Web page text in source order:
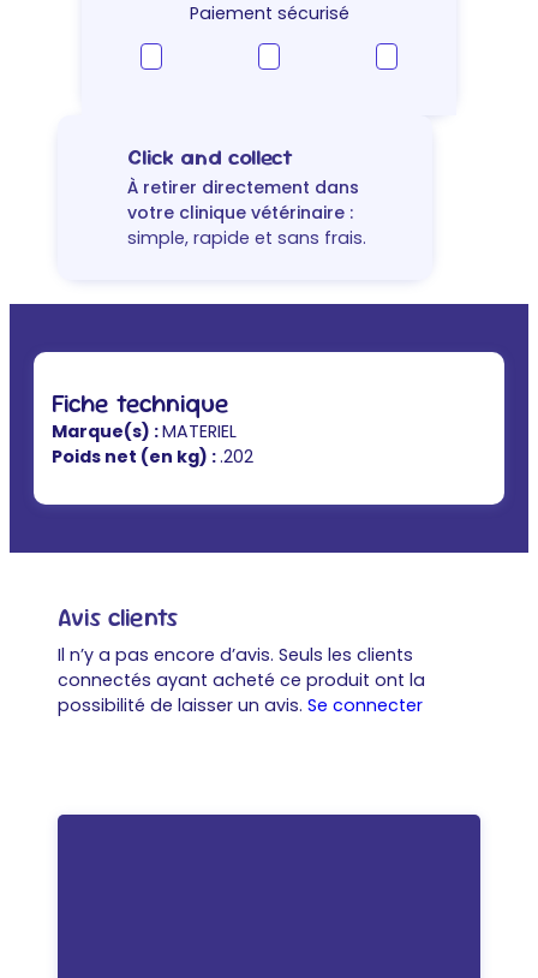
Paiement sécurisé
Click and collect
À retirer directement dans
votre clinique vétérinaire :
simple, rapide et sans frais.
Fiche technique
Marque(s) :MATERIEL
Poids net (en kg) :.202
Avis clients
Il n’y a pas encore d’avis. Seuls les clients
connectés ayant acheté ce produit ont la
possibilité de laisser un avis. Se connecter